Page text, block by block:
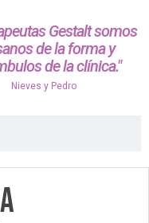
Gestalt somos
de la forma y
de la clínica."
Nieves y Pedro